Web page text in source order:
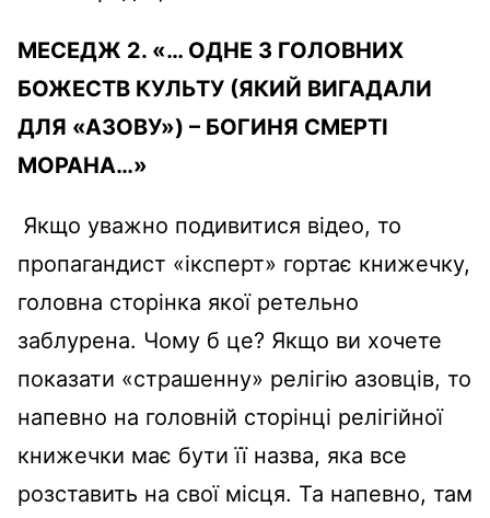
МЕСЕДЖ 2. «… ОДНЕ З ГОЛОВНИХ
БОЖЕСТВ КУЛЬТУ (ЯКИЙ ВИГАДАЛИ
ДЛЯ «АЗОВУ») – БОГИНЯ СМЕРТІ
МОРАНА…»
Якщо уважно подивитися відео, то
пропагандист «іксперт» гортає книжечку,
головна сторінка якої ретельно
заблурена. Чому б це? Якщо ви хочете
показати «страшенну» релігію азовців, то
напевно на головній сторінці релігійної
книжечки має бути її назва, яка все
розставить на свої місця. Та напевно, там